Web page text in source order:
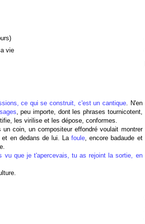
vie
ce qui se construit, c'est un cantique. N'en
, peu importe, dont les phrases tournicotent,
les virilise et les dépose, conformes.
coin, un compositeur effondré voulait montrer
et en dedans de lui. Lafoule, encore badaude et
vu que je t'apercevais, tu as rejoint la sortie, en